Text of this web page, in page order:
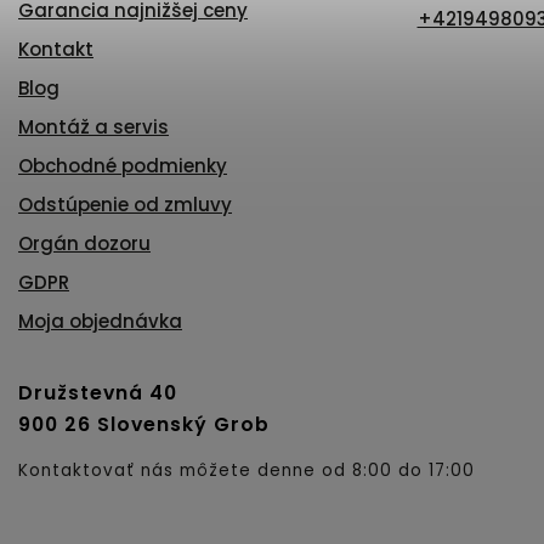
Garancia najnižšej ceny
Kontakt
Blog
Montáž a servis
Obchodné podmienky
Odstúpenie od zmluvy
Orgán dozoru
GDPR
Moja objednávka
Družstevná 40
900 26 Slovenský Grob
Kontaktovať nás môžete denne od 8:00 do 17:00